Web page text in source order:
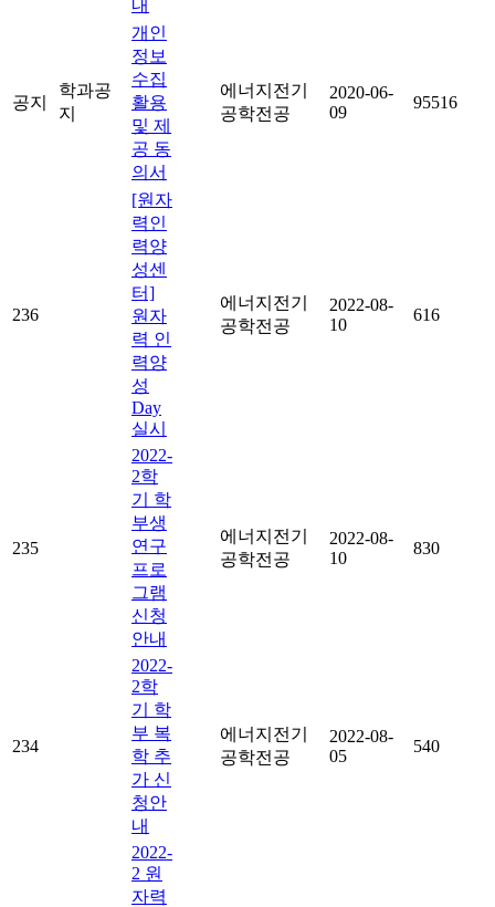
내
공지
학과공
지
개인
정보
수집
활용
및 제
공 동
의서
에너지전기
공학전공
2020-06-
09
95516
236
[원자
력인
력양
성센
터]
원자
력 인
력양
성
Day
실시
에너지전기
공학전공
2022-08-
10
616
235
2022-
2학
기 학
부생
연구
프로
그램
신청
안내
에너지전기
공학전공
2022-08-
10
830
234
2022-
2학
기 학
부 복
학 추
가 신
청안
내
에너지전기
공학전공
2022-08-
05
540
2022-
2 원
자력